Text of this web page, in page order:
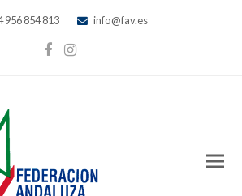
956 854 813 info@fav.es
Facebook
Instagram